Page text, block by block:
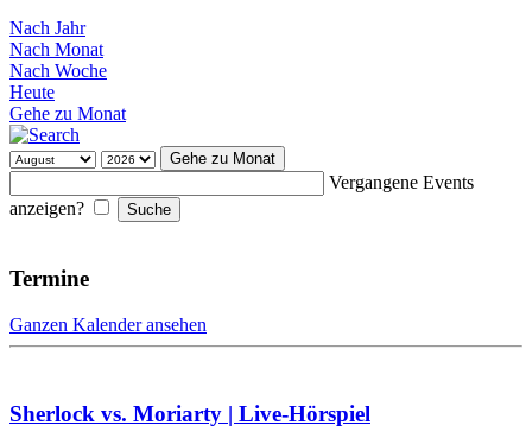
Nach Jahr
Nach Monat
Nach Woche
Heute
Gehe zu Monat
Gehe zu Monat
Vergangene Events
anzeigen?
Termine
Ganzen Kalender ansehen
Sherlock vs. Moriarty | Live-Hörspiel